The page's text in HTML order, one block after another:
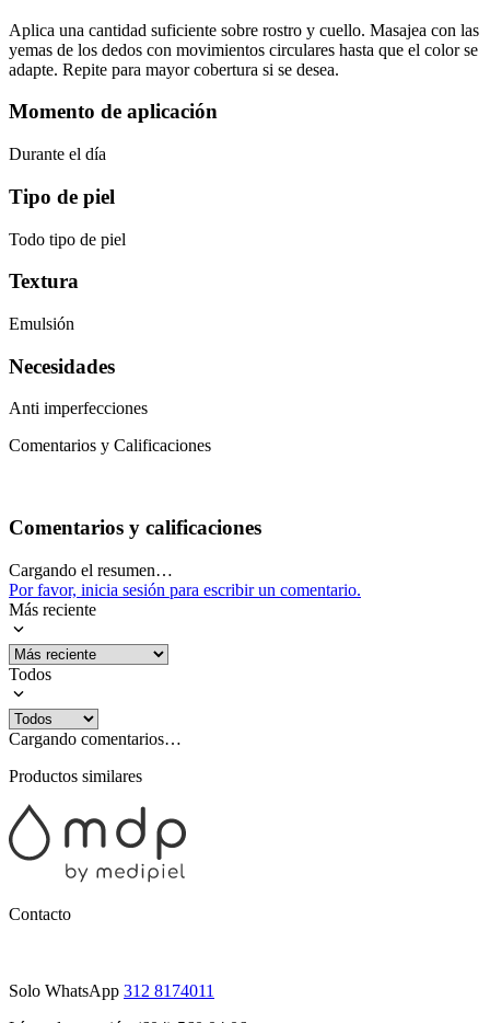
Aplica una cantidad suficiente sobre rostro y cuello. Masajea con las
yemas de los dedos con movimientos circulares hasta que el color se
adapte. Repite para mayor cobertura si se desea.
Momento de aplicación
Durante el día
Tipo de piel
Todo tipo de piel
Textura
Emulsión
Necesidades
Anti imperfecciones
Comentarios y Calificaciones
Comentarios y calificaciones
Cargando el resumen…
Por favor, inicia sesión para escribir un comentario.
Más reciente
Todos
Cargando comentarios…
Productos similares
Contacto
Solo WhatsApp 312 8174011